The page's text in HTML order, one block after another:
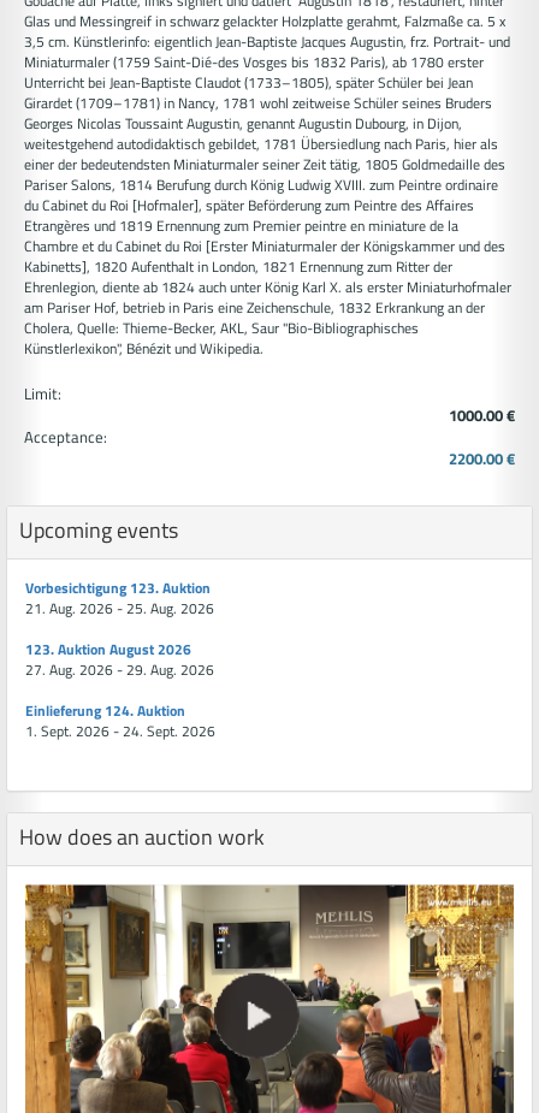
Glas und Messingreif in schwarz gelackter Holzplatte gerahmt, Falzmaße ca. 5 x
3,5 cm. Künstlerinfo: eigentlich Jean-Baptiste Jacques Augustin, frz. Portrait- und
Miniaturmaler (1759 Saint-Dié-des Vosges bis 1832 Paris), ab 1780 erster
Unterricht bei Jean-Baptiste Claudot (1733–1805), später Schüler bei Jean
Girardet (1709–1781) in Nancy, 1781 wohl zeitweise Schüler seines Bruders
Georges Nicolas Toussaint Augustin, genannt Augustin Dubourg, in Dijon,
weitestgehend autodidaktisch gebildet, 1781 Übersiedlung nach Paris, hier als
einer der bedeutendsten Miniaturmaler seiner Zeit tätig, 1805 Goldmedaille des
Pariser Salons, 1814 Berufung durch König Ludwig XVIII. zum Peintre ordinaire
du Cabinet du Roi [Hofmaler], später Beförderung zum Peintre des Affaires
Etrangères und 1819 Ernennung zum Premier peintre en miniature de la
Chambre et du Cabinet du Roi [Erster Miniaturmaler der Königskammer und des
Kabinetts], 1820 Aufenthalt in London, 1821 Ernennung zum Ritter der
Ehrenlegion, diente ab 1824 auch unter König Karl X. als erster Miniaturhofmaler
am Pariser Hof, betrieb in Paris eine Zeichenschule, 1832 Erkrankung an der
Cholera, Quelle: Thieme-Becker, AKL, Saur "Bio-Bibliographisches
Künstlerlexikon", Bénézit und Wikipedia.
Limit:
1000.00 €
Acceptance:
2200.00 €
Upcoming events
Vorbesichtigung 123. Auktion
21. Aug. 2026 - 25. Aug. 2026
123. Auktion August 2026
27. Aug. 2026 - 29. Aug. 2026
Einlieferung 124. Auktion
1. Sept. 2026 - 24. Sept. 2026
How does an auction work